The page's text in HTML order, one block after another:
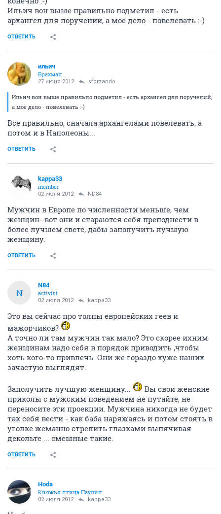
Ильич вон выше правильно подметил - есть
архангел для поручений, а мое дело - повелевать :-)
ОТВЕТИТЬ
ильич
Брахман
27 июня 2012 sforzando
Ильич вон выше правильно подметил - есть архангел для поручений,
а мое дело - повелевать :-)
Все правильно, сначала архангелами повелевать, а
потом и в Наполеоны...
ОТВЕТИТЬ
kappa33
member
02 июля 2012 ND84
Мужчин в Европе по численности меньше, чем
женщин- вот они и стараются себя преподнести в
более лучшем свете, дабы заполучить лучшую
женщину.
ОТВЕТИТЬ
N
N84
activist
02 июля 2012 kappa33
Это вы сейчас про толпы европейских геев и
мажорчиков?
А точно ли там мужчин так мало? Это скорее ихним
женщинам надо себя в порядок приводить ,чтобы
хоть кого-то привлечь. Они же гораздо хуже наших
зачастую выглядят.
Заполучить лучшую женщину...
Вы свои женские
приколы с мужским поведением не путайте, не
переносите эти проекции. Мужчина никогда не будет
так себя вести - как баба наряжаясь и потом стоять в
уголке жеманно стрелить глазками выпячивая
декольте ... смешные такие.
ОТВЕТИТЬ
Hoda
Княжья птица Паулин
02 июля 2012 kappa33